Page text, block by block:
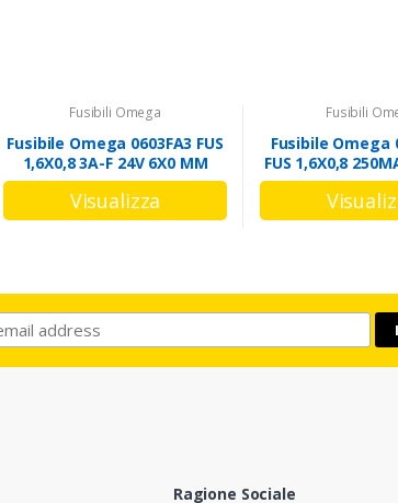
Fusibili Omega
Fusibile Omega 0603FA3 FUS
1,6X0,8 3A-F 24V 6X0 MM
Fusibili
Fusibile Omega
FUS 1,6X0,8
MM
Ragione Sociale